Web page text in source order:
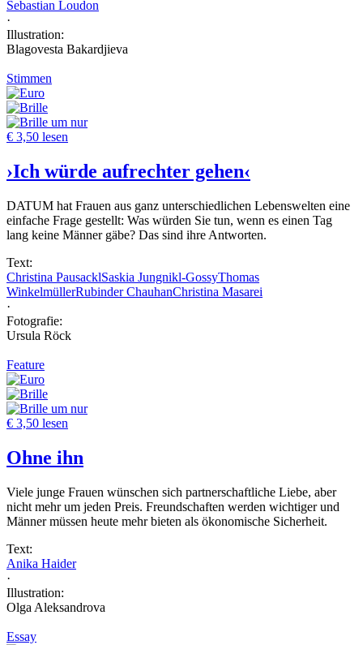
Sebastian Loudon
·
Illustration:
Blagovesta Bakardjieva
Stimmen
um nur
€ 3,50 lesen
›Ich würde aufrechter gehen‹
DATUM hat Frauen aus ganz unterschiedlichen Lebenswelten eine
einfache Frage gestellt: Was würden Sie tun, wenn es einen Tag
lang keine Männer gäbe? Das sind ihre Antworten.
Text:
Christina PausacklSaskia Jungnikl-GossyThomas
WinkelmüllerRubinder ChauhanChristina Masarei
·
Fotografie:
Ursula Röck
Feature
um nur
€ 3,50 lesen
Ohne ihn
Viele junge Frauen wünschen sich partnerschaftliche Liebe, aber
nicht mehr um jeden Preis. Freundschaften werden wichtiger und
Männer müssen heute mehr bieten als ökonomische Sicherheit.
Text:
Anika Haider
·
Illustration:
Olga Aleksandrova
Essay